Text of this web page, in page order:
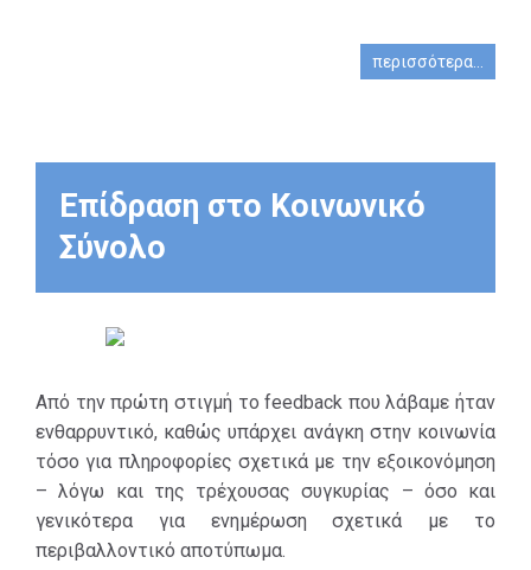
οι καταναλωτές
αντιλαμβάνονται
και να
πραγματικές
από τη σπατάλη,
καθώς και τις
επιπτώσεις ή τα
οφέλη που
απορρέουν από
τις εκάστοτε
Στο δυναμικό
πρέπει να
καθημερινές του
συνήθεις ως
προς την
κατανάλωση
ενέργειας.
περισσότερα...
Επίδραση στο Κοινωνικό
Σύνολο
Από την πρώτη στιγμή το feedback που λάβαμε ήταν
ενθαρρυντικό, καθώς υπάρχει ανάγκη στην κοινωνία
τόσο για πληροφορίες σχετικά με την εξοικονόμηση
– λόγω και της τρέχουσας συγκυρίας – όσο και
γενικότερα για ενημέρωση σχετικά με το
περιβαλλοντικό αποτύπωμα.